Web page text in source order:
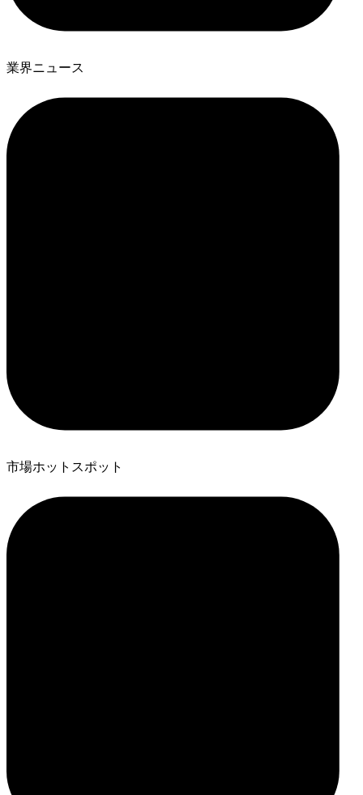
業界ニュース
市場ホットスポット